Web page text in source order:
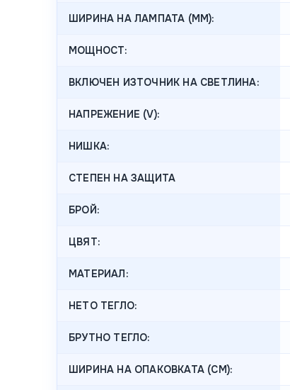
ШИРИНА НА ЛАМПАТА (MM):
МОЩНОСТ:
ВКЛЮЧЕН ИЗТОЧНИК НА СВЕТЛИНА:
НАПРЕЖЕНИЕ (V):
НИШКА:
СТЕПЕН НА ЗАЩИТА
БРОЙ:
ЦВЯТ:
МАТЕРИАЛ:
НЕТО ТЕГЛО:
БРУТНО ТЕГЛО:
ШИРИНА НА ОПАКОВКАТА (CM):